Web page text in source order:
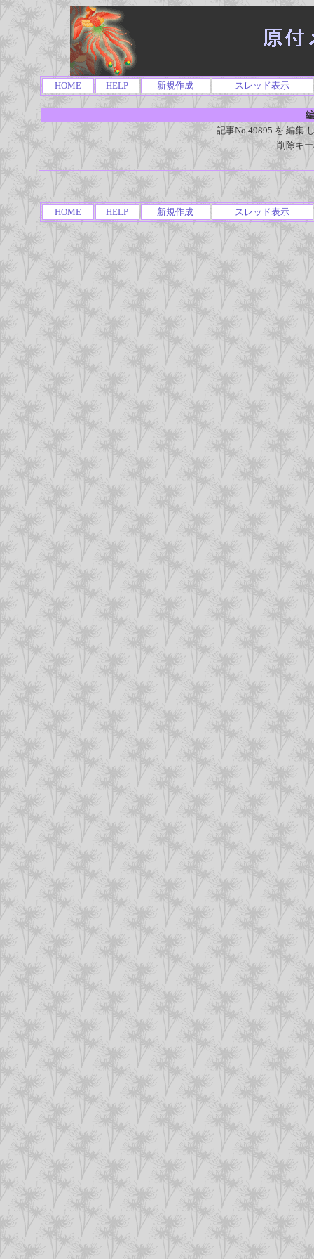
HOME HELP 新規作成 スレッド表示
記事No.49895 を 編集
削除キ
HOME HELP 新規作成 スレッド表示